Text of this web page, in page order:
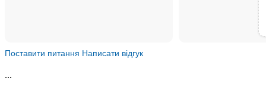
Поставити питання Написати відгук
...